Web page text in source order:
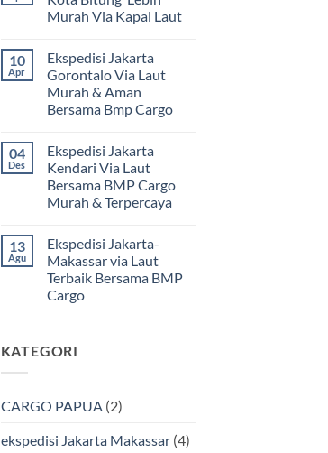
Ekspedisi
Jakarta
dan
Terpercaya
|
Jasa
Cargo
Jakarta
Bersama
BMP
Cargo
Murah Via Kapal Laut
komentar
pada
Ekspedisi
Jakarta
Ke
Kota
Murah
Via
Kapal
Laut
10
Apr
Ekspedisi Jakarta
Gorontalo Via Laut
Murah & Aman
Bersama Bmp Cargo
komentar
pada
Ekspedisi
Jakarta
Gorontalo
Via
&
Aman
Bersama
Bmp
Cargo
04
Des
Ekspedisi Jakarta
Kendari Via Laut
Bersama BMP Cargo
Murah & Terpercaya
komentar
pada
Ekspedisi
Jakarta
Kendari
Via
Cargo
13
Agu
Ekspedisi Jakarta-
Makassar via Laut
Terbaik Bersama BMP
Cargo
pada
Ekspedisi
Laut
BMP
KATEGORI
CARGO PAPUA (2)
ekspedisi Jakarta Makassar(4)